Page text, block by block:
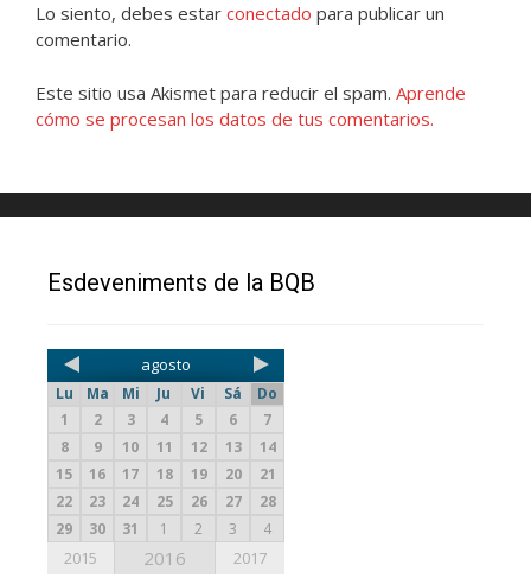
Lo siento, debes estar conectado para publicar un
comentario.
Este sitio usa Akismet para reducir el spam. Aprende
cómo se procesan los datos de tus comentarios.
Esdeveniments de la BQB
agosto
Lu Ma Mi Ju Vi Sá
Do
1
2 3 4 5 6
7
8
9 10 11 12 13
14
15
16 17 18 19 20
21
22
23 24 25 26 27
28
29
30 31 1 2 3 4
2015 2016 2017